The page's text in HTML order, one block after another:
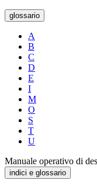
glossario
A
B
C
D
E
I
M
O
S
T
U
Manuale operativo di
indici e glossario